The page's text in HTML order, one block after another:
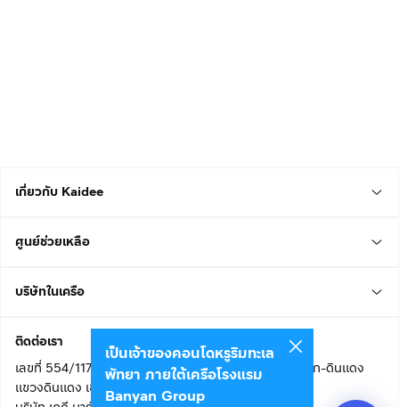
เกี่ยวกับ Kaidee
ศูนย์ช่วยเหลือ
บริษัทในเครือ
ติดต่อเรา
เลขที่ 554/117 อาคารสกายไนน์ เซ็นเตอร์ ชั้น 22 ถนนอโศก-ดินแดง
แขวงดินแดง เขตดินแดง
เป็นเจ้าของคอนโดหรูริมทะเล
พัทยา ภายใต้เครือโรงแรม
Banyan Group